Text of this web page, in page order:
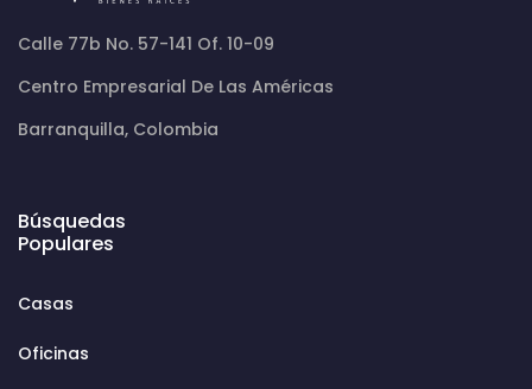
Calle 77b No. 57-141 Of. 10-09
Centro Empresarial De Las Américas
Barranquilla, Colombia
Búsquedas
Populares
Casas
Oficinas